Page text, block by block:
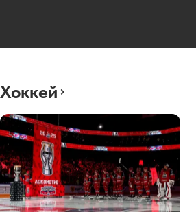
Хоккей